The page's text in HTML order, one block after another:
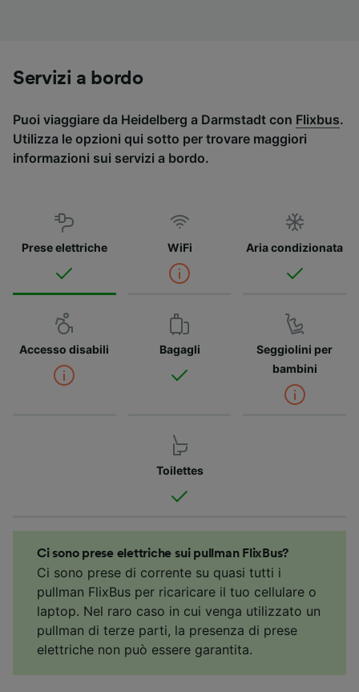
Servizi a bordo
Puoi viaggiare da Heidelberg a Darmstadt con Flixbus.
Utilizza le opzioni qui sotto per trovare maggiori
informazioni sui servizi a bordo.
Prese elettriche WiFi Aria condizionata
Accesso disabili Bagagli
Seggiolini per
bambini
Toilettes
Ci sono prese elettriche sui pullman FlixBus?
Ci sono prese di corrente su quasi tutti i
pullman FlixBus per ricaricare il tuo cellulare o
laptop. Nel raro caso in cui venga utilizzato un
pullman di terze parti, la presenza di prese
elettriche non può essere garantita.